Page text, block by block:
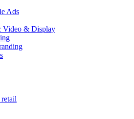
Ads
Video & Display